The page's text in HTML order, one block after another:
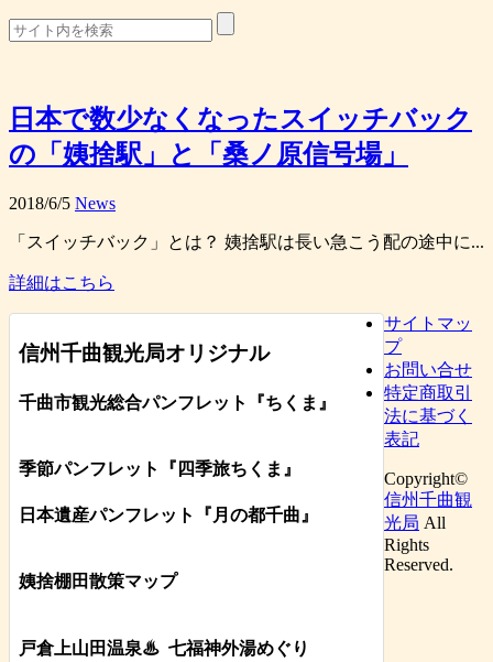
日本で数少なくなったスイッチバック
の「姨捨駅」と「桑ノ原信号場」
2018/6/5 News
「スイッチバック」とは？ 姨捨駅は長い急こう配の途中に...
詳細はこちら
信州千曲観光局オリジナル
千曲市観光総合パンフレット 『ちくま 』
季節パンフレット『四季旅ちくま』
日本遺産パンフレット 『月の都千曲 』
姨捨棚田散策マップ
戸倉上山田温泉♨ 七福神外湯めぐり
サイトマッ
プ
お問い合せ
特定商取引
法に基づく
表記
Copyright©
信州千曲観
光局 All
Rights
Reserved.